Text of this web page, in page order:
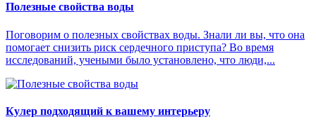
Полезные свойства воды
Поговорим о полезных свойствах воды. Знали ли вы, что она
помогает снизить риск сердечного приступа? Во время
исследований, учеными было установлено, что люди,...
Кулер подходящий к вашему интерьеру